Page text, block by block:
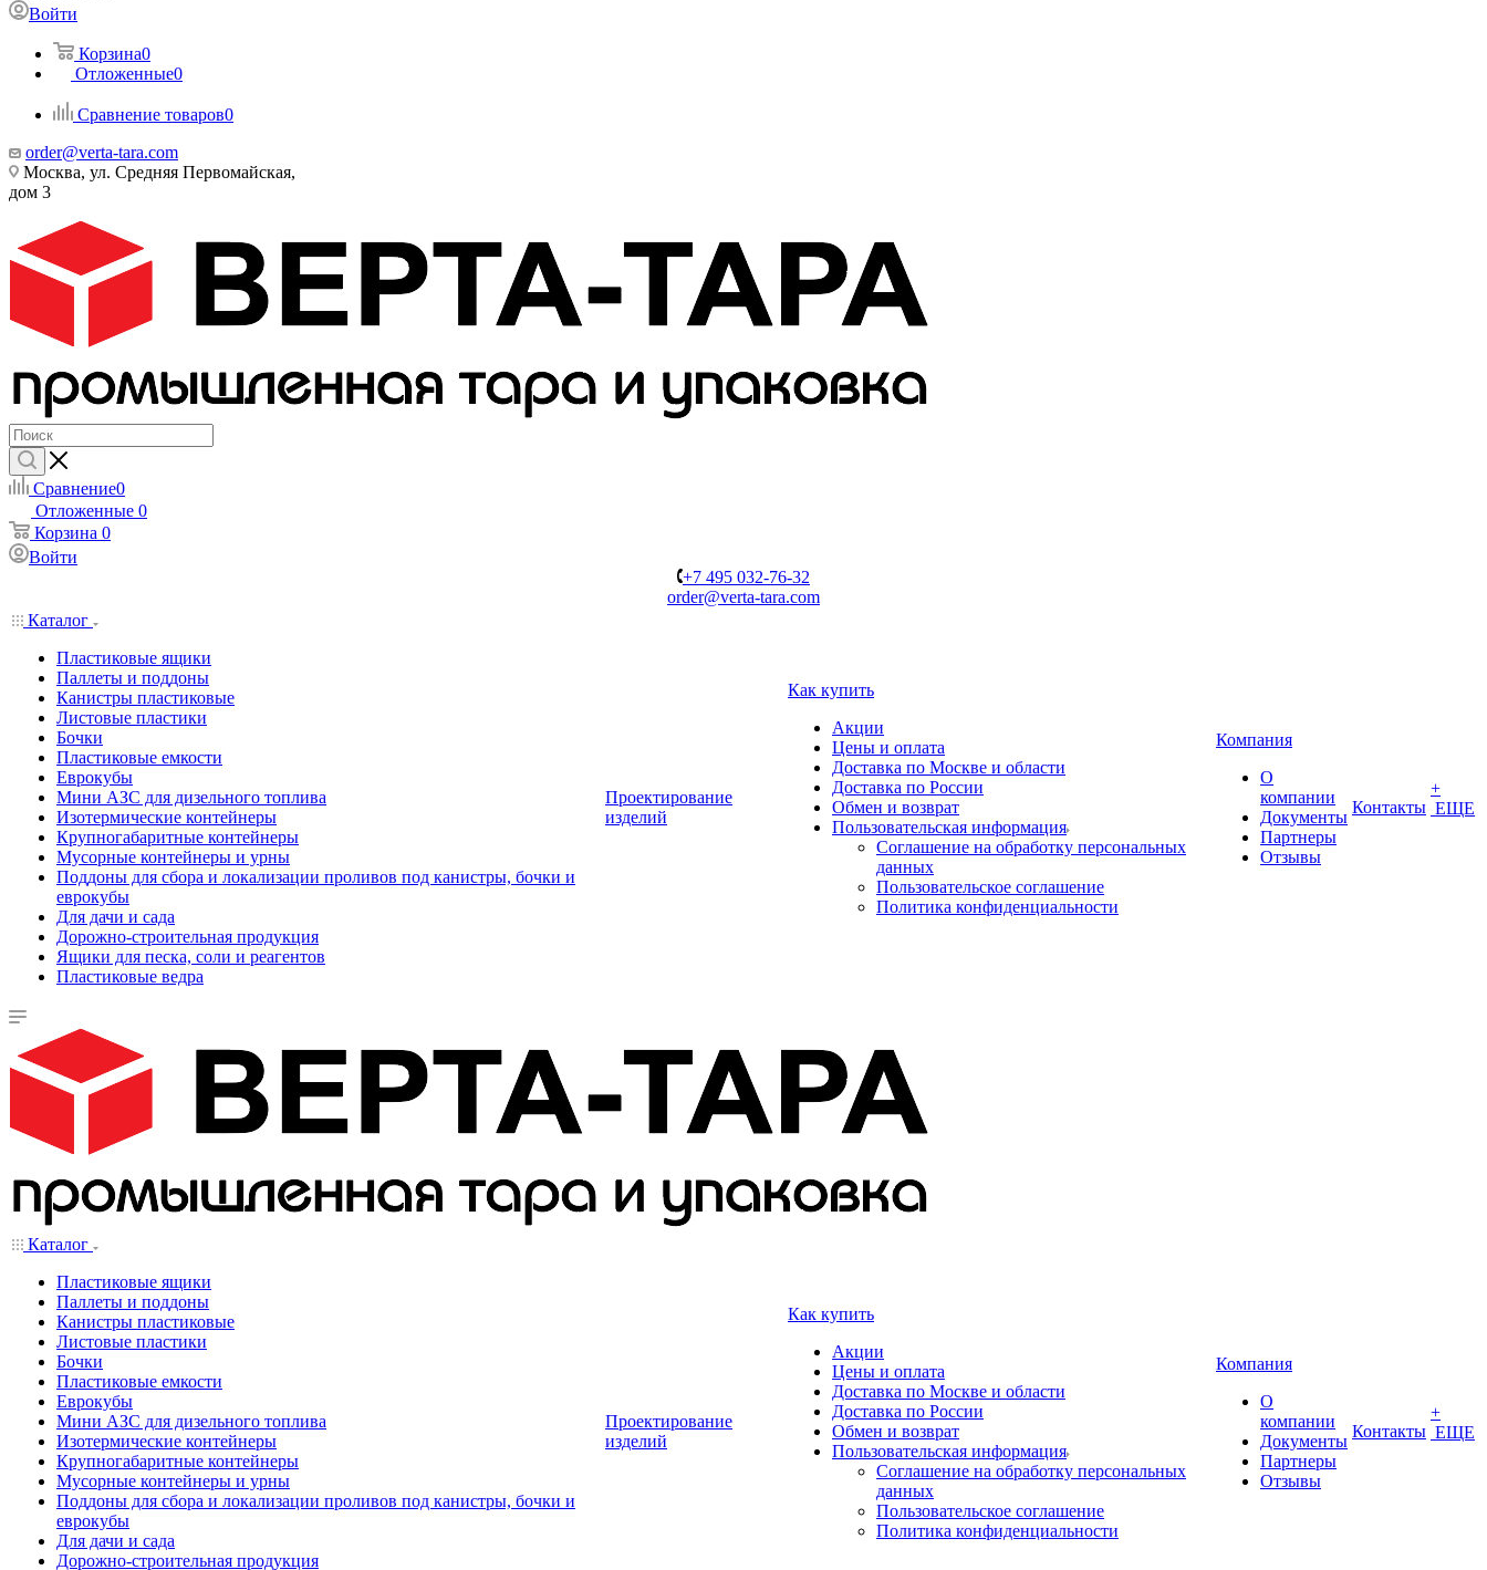
Войти
Корзина0
Отложенные0
Сравнение товаров0
order@verta-tara.com
Москва, ул. Средняя Первомайская,
дом 3
Сравнение0
Отложенные 0
Корзина 0
Войти
+7 495 032-76-32
order@verta-tara.com
Каталог
Пластиковые ящики
Паллеты и поддоны
Канистры пластиковые
Листовые пластики
Бочки
Пластиковые емкости
Еврокубы
Мини АЗС для дизельного топлива
Изотермические контейнеры
Крупногабаритные контейнеры
Мусорные контейнеры и урны
Поддоны для сбора и локализации проливов под канистры, бочки и
еврокубы
Для дачи и сада
Дорожно-строительная продукция
Ящики для песка, соли и реагентов
Пластиковые ведра
Проектирование
изделий
Как купить
Акции
Цены и оплата
Доставка по Москве и области
Доставка по России
Обмен и возврат
Пользовательская информация
Соглашение на обработку персональных
данных
Пользовательское соглашение
Политика конфиденциальности
Компания
О
компании
Документы
Партнеры
Отзывы
Контакты
+
ЕЩЕ
Каталог
Пластиковые ящики
Паллеты и поддоны
Канистры пластиковые
Листовые пластики
Бочки
Пластиковые емкости
Еврокубы
Мини АЗС для дизельного топлива
Изотермические контейнеры
Крупногабаритные контейнеры
Мусорные контейнеры и урны
Поддоны для сбора и локализации проливов под канистры, бочки и
еврокубы
Для дачи и сада
Дорожно-строительная продукция
Проектирование
изделий
Как купить
Акции
Цены и оплата
Доставка по Москве и области
Доставка по России
Обмен и возврат
Пользовательская информация
Соглашение на обработку персональных
данных
Пользовательское соглашение
Политика конфиденциальности
Компания
О
компании
Документы
Партнеры
Отзывы
Контакты
+
ЕЩЕ